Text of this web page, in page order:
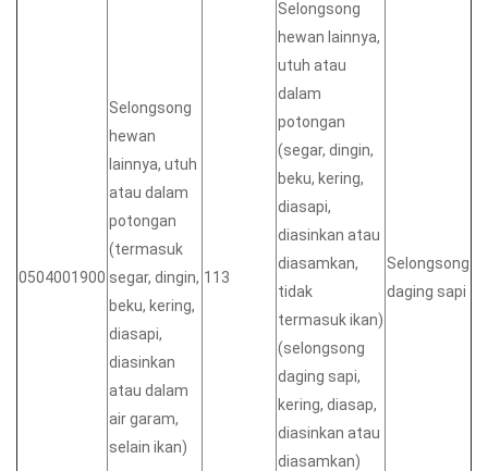
0504001900
Selongsong
hewan
lainnya, utuh
atau dalam
potongan
(termasuk
segar, dingin,
beku, kering,
diasapi,
diasinkan
atau dalam
air garam,
selain ikan)
113
Selongsong
hewan lainnya,
utuh atau
dalam
potongan
(segar, dingin,
beku, kering,
diasapi,
diasinkan atau
diasamkan,
tidak
termasuk ikan)
(selongsong
daging sapi,
kering, diasap,
diasinkan atau
diasamkan)
Selongsong
daging sapi